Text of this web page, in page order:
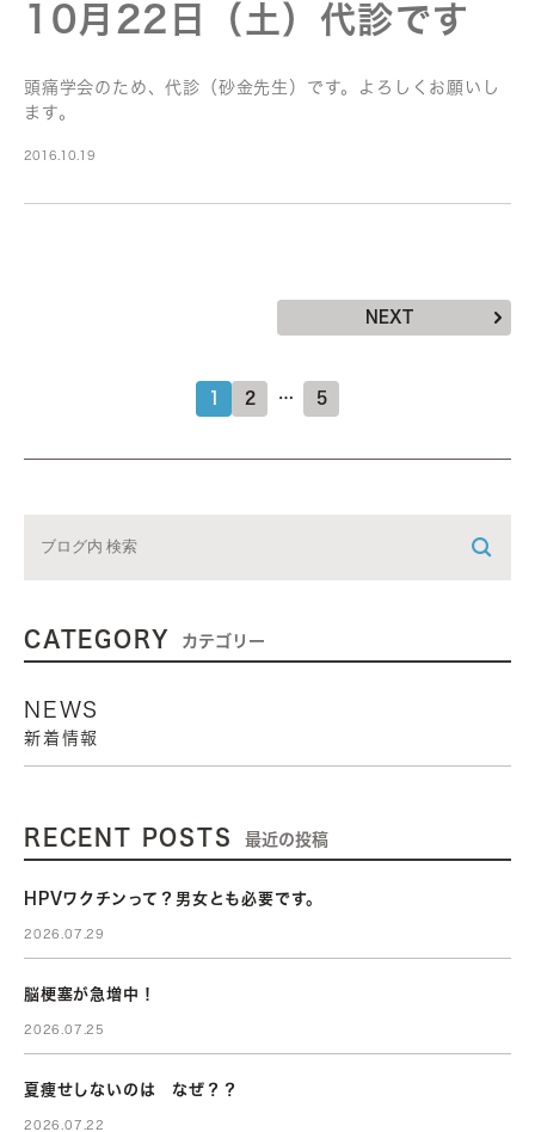
10月22日（土）代診です
頭痛学会のため、代診（砂金先生）です。よろしくお願いし
ます。
2016.10.19
1 2 … 5
NEXT
CATEGORY カテゴリー
NEWS
新着情報
RECENT POSTS 最近の投稿
HPVワクチンって？男女とも必要です。
2026.07.29
脳梗塞が急増中！
2026.07.25
夏痩せしないのは なぜ？？
2026.07.22